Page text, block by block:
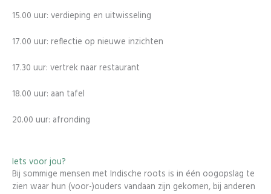
15.00 uur: verdieping en uitwisseling
17.00 uur: reflectie op nieuwe inzichten
17.30 uur: vertrek naar restaurant
18.00 uur: aan tafel
20.00 uur: afronding
Iets voor jou?
Bij sommige mensen met Indische roots is in één oogopslag te
zien waar hun (voor-)ouders vandaan zijn gekomen, bij anderen